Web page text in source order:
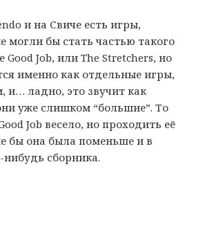
и на Свиче есть игры,
могли бы стать частью такого
Good Job, или The Stretchers, но
именно как отдельные игры,
и… ладно, это звучит как
уже слишком “большие”. То
Job весело, но проходить её
бы она была поменьше и в
нибудь сборника.